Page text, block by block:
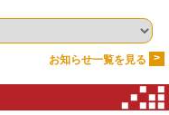
お知らせ一覧を見る >